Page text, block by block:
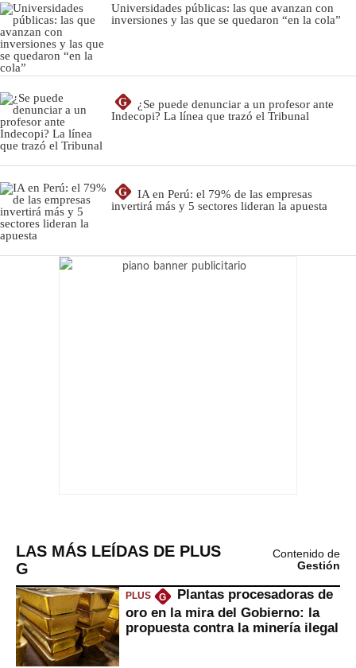
Universidades públicas: las que avanzan con
inversiones y las que se quedaron “en la cola”
G
¿Se puede denunciar a un profesor ante
Indecopi? La línea que trazó el Tribunal
G
IA en Perú: el 79% de las empresas
invertirá más y 5 sectores lideran la apuesta
LAS MÁS LEÍDAS DE PLUS
G
Contenido de
Gestión
PLUS G
Plantas procesadoras de
oro en la mira del Gobierno: la
propuesta contra la minería ilegal